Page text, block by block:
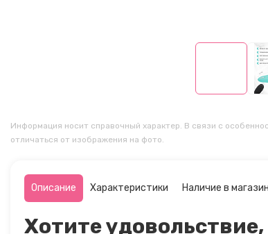
Информация носит справочный характер. В связи с
отличаться от изображения на фото.
Описание Характеристики Наличие в
Хотите